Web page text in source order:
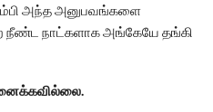
அந்த அனுபவங்களை
நீண்ட நாட்களாக அங்கேயே தங்கி